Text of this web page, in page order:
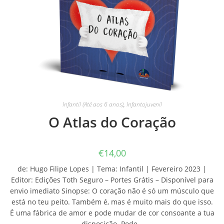
Infantil (Até aos 6 anos), Infantojuvenil
O Atlas do Coração
€14,00
de: Hugo Filipe Lopes | Tema: Infantil | Fevereiro 2023 |
Editor: Edições Toth Seguro – Portes Grátis – Disponível para
envio imediato Sinopse: O coração não é só um músculo que
está no teu peito. Também é, mas é muito mais do que isso.
É uma fábrica de amor e pode mudar de cor consoante a tua